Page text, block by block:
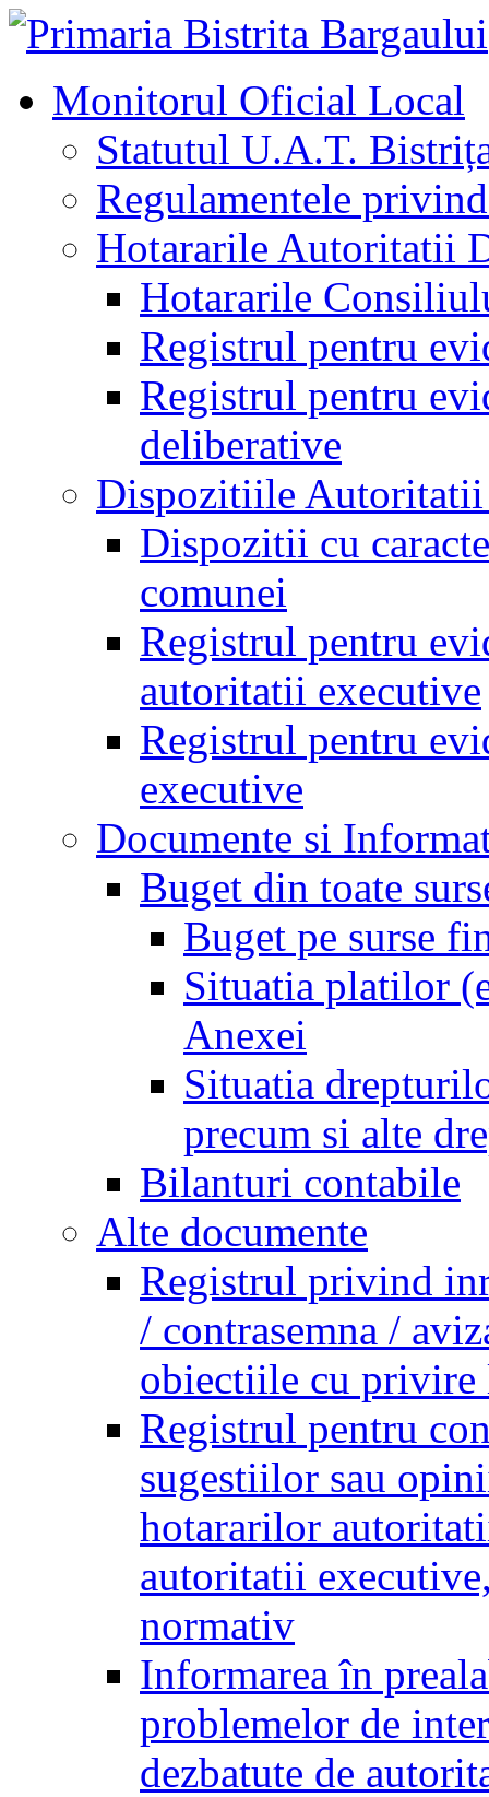
Monitorul Oficial Local
Statutul U.A.T.
Regulamentele
Hotararile Autoritatii
Hotararile
Registrul pentru
Registrul pentru
deliberative
Dispozitiile
Dispozitii cu
comunei
Registrul pentru
autoritatii executive
Registrul pentru
executive
Documente si
Buget din toate
Buget pe surse
Situatia platilor
Anexei
Situatia
precum si alte
Bilanturi contabile
Alte documente
Registrul privind
/ contrasemna /
obiectiile cu privire
Registrul pentru
sugestiilor sau
hotararilor
autoritatii
normativ
Informarea în
problemelor de
dezbatute de